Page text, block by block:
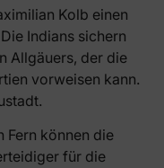
Kolb einen
Indians sichern
Allgäuers, der die
vorweisen kann.
Fern können die
für die